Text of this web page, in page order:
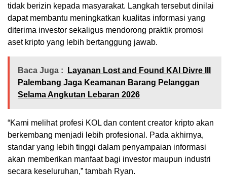
tidak berizin kepada masyarakat. Langkah tersebut dinilai
dapat membantu meningkatkan kualitas informasi yang
diterima investor sekaligus mendorong praktik promosi
aset kripto yang lebih bertanggung jawab.
Baca Juga :
Layanan Lost and Found KAI Divre III
Palembang Jaga Keamanan Barang Pelanggan
Selama Angkutan Lebaran 2026
“Kami melihat profesi KOL dan content creator kripto akan
berkembang menjadi lebih profesional. Pada akhirnya,
standar yang lebih tinggi dalam penyampaian informasi
akan memberikan manfaat bagi investor maupun industri
secara keseluruhan,” tambah Ryan.